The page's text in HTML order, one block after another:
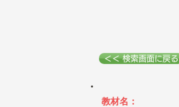
＜＜ 検索画面に戻る
教材名：